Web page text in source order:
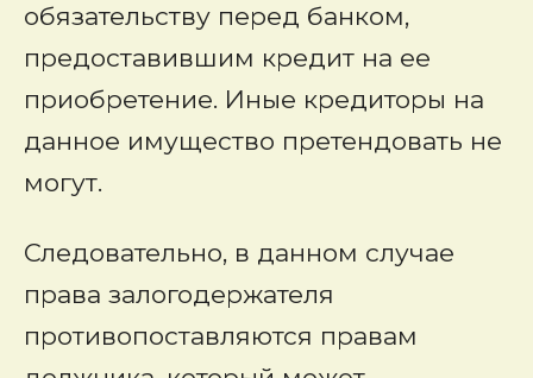
обязательству перед банком,
предоставившим кредит на ее
приобретение. Иные кредиторы на
данное имущество претендовать не
могут.
Следовательно, в данном случае
права залогодержателя
противопоставляются правам